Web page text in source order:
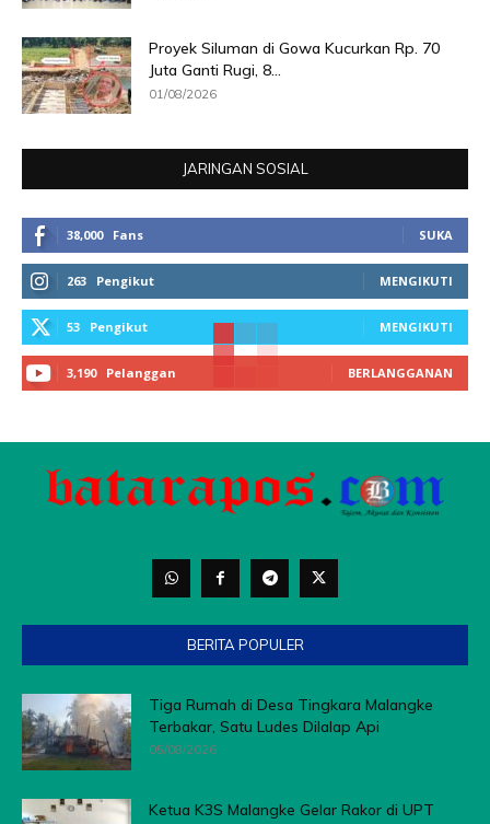
Proyek Siluman di Gowa Kucurkan Rp. 70
Juta Ganti Rugi, 8...
01/08/2026
JARINGAN SOSIAL
38,000 Fans SUKA
263 Pengikut MENGIKUTI
53 Pengikut MENGIKUTI
3,190 Pelanggan BERLANGGANAN
BERITA POPULER
Tiga Rumah di Desa Tingkara Malangke
Terbakar, Satu Ludes Dilalap Api
05/08/2026
Ketua K3S Malangke Gelar Rakor di UPT